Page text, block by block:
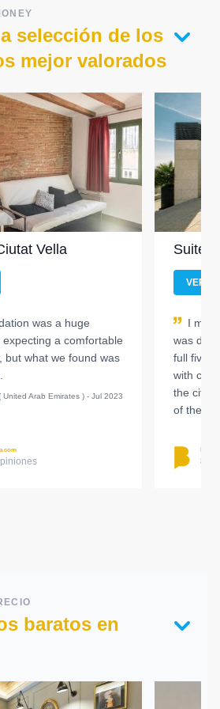
selección de los
mejor valorados
Vella
was a huge
a comfortable
but what we found was
United Arab Emirates ) - Jul 2023
Suites
VER
I
was
full five-
with
the city.
of the
8.9
baratos en